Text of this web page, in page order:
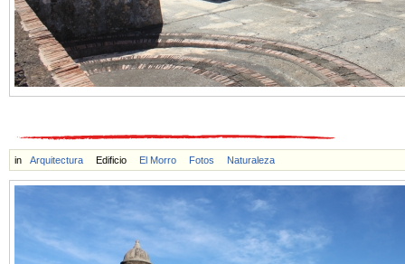
in Arquitectura Edificio El Morro Fotos Naturaleza